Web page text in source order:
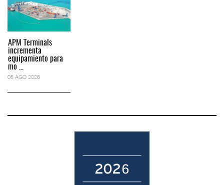
APM Terminals
incrementa
equipamiento para
mo ...
05 AGO 2026